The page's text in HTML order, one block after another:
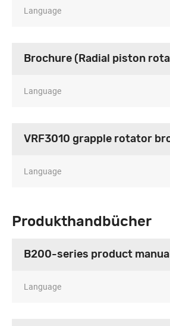
Language
Brochure (Radial piston
Language
VRF3010 grapple rotator
Language
Produkthandbücher
B200-series product manual
Language